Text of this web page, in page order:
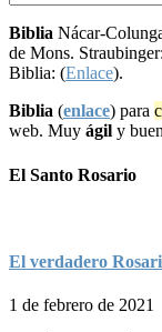
Biblia Nácar-
de Mons.
Biblia: (Enlace).
Biblia (enlace) para
web. Muy ágil y
El Santo Rosario
El verdadero
1 de febrero de 2021